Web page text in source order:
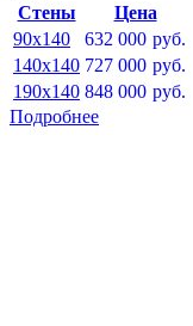
Стены
Цена
90x140
632 000 руб.
140x140 727 000 руб.
190x140 848 000 руб.
Подробнее